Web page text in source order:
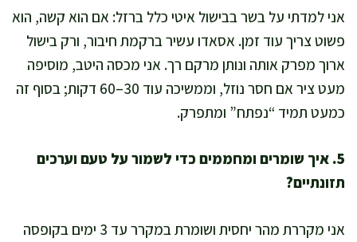
אני למדתי על בשר בבישול איטי כלל ברזל: אם הוא קשה, הוא
פשוט צריך עוד זמן. אסאדו עשיר ברקמת חיבור, ורק בישול
ארוך מפרק אותה ונותן מרקם רך. אני מכסה היטב, מוסיפה
מעט ציר אם חסר נוזל, וממשיכה עוד 30–60 דקות; בסוף זה
כמעט תמיד “נפתח” ומתפרק.
5. איך שומרים ומחממים כדי לשמור על טעם וערכים
תזונתיים?
אני מקררת מהר יחסית ושומרת במקרר עד 3 ימים בקופסה